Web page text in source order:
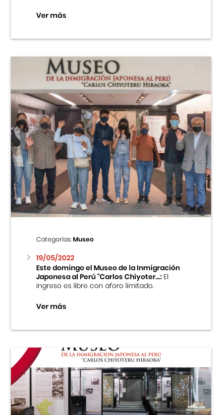
Ver más
Categorías:Museo
19/05/2022
Este domingo el Museo de la Inmigración
Japonesa al Perú “Carlos Chiyoter...:El
ingreso es libre con aforo limitado.
Ver más